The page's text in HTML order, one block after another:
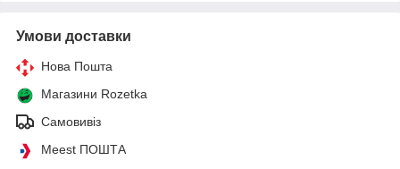
Умови доставки
Нова Пошта
Магазини Rozetka
Самовивіз
Meest ПОШТА